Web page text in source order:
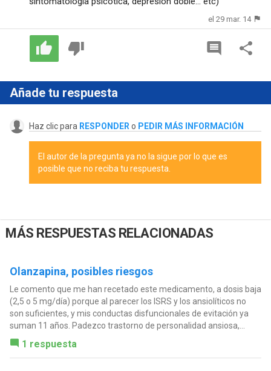
el 29 mar. 14
Añade tu respuesta
Haz clic para RESPONDER o PEDIR MÁS INFORMACIÓN
El autor de la pregunta ya no la sigue por lo que es
posible que no reciba tu respuesta.
MÁS RESPUESTAS RELACIONADAS
Olanzapina, posibles riesgos
Le comento que me han recetado este medicamento, a dosis baja
(2,5 o 5 mg/día) porque al parecer los ISRS y los ansiolíticos no
son suficientes, y mis conductas disfuncionales de evitación ya
suman 11 años. Padezco trastorno de personalidad ansiosa,...
1 respuesta